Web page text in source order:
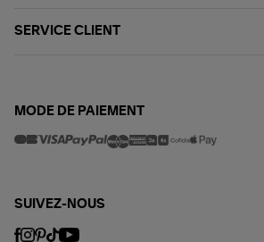
SERVICE CLIENT
MODE DE PAIEMENT
SUIVEZ-NOUS